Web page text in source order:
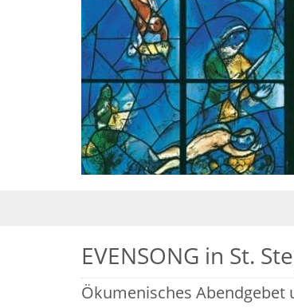
EVENSONG in St.
Ökumenisches Abendgebet